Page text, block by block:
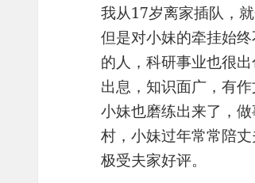
我从17岁离家插队，
但是对小妹的牵挂始
的人，科研事业也很
出息，知识面广，有
小妹也磨练出来了，
村，小妹过年常常陪
极受夫家好评。